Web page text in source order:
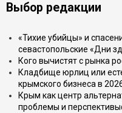
Выбор редакции
«Тихие убийцы» и
севастопольские «Дни
Кого вычистят с рынка
Кладбище юрлиц или
крымского бизнеса в
Крым как центр
проблемы и